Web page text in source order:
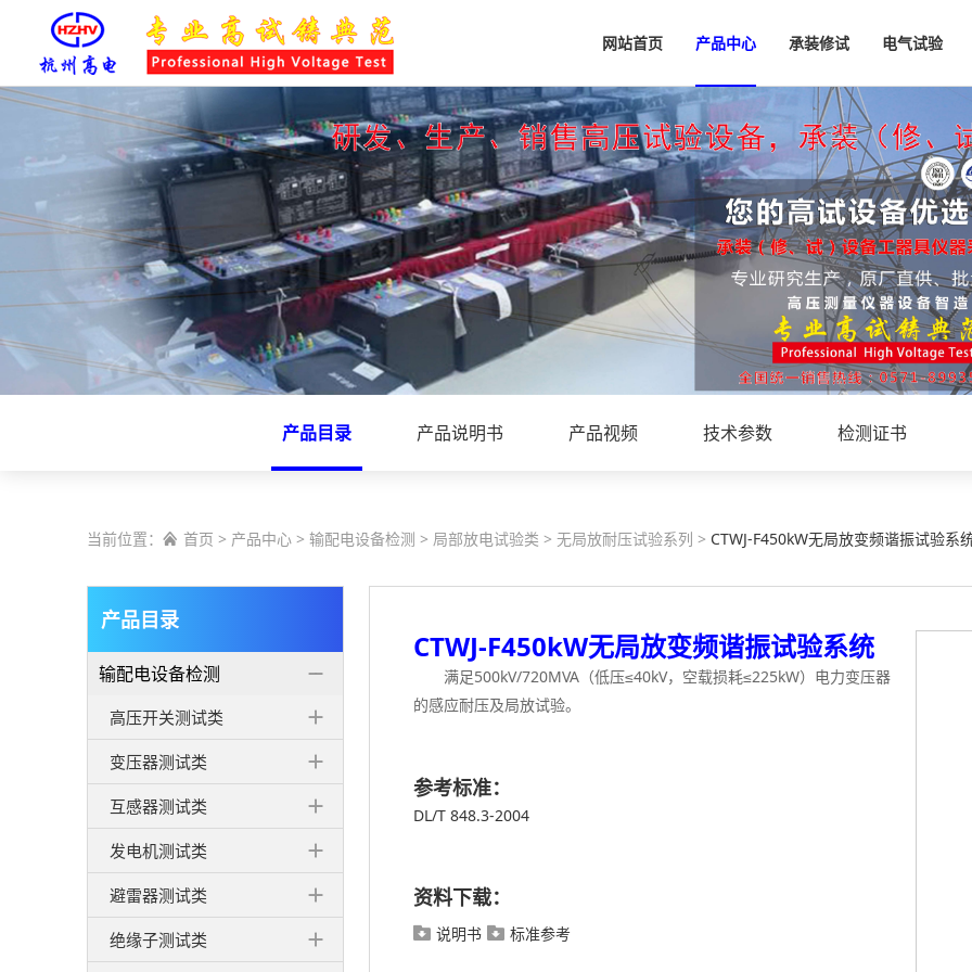
网站首页 产品中心 承装修试 电气试验
产品目录 产品说明书 产品视频 技术参数 检测证书
当前位置：  首页 > 产品中心 > 输配电设备检测 > 局部放电试验类 > 无局放耐压试验系列 > CTWJ-F450kW无局放变频谐振试验系
产品目录
输配电设备检测
高压开关测试类
变压器测试类
互感器测试类
发电机测试类
避雷器测试类
绝缘子测试类
CTWJ-F450kW无局放变频谐振试验系统
满足500kV/720MVA（低压≤40kV，空载损耗≤225kW）电力变压器
的感应耐压及局放试验。
参考标准：
DL/T 848.3-2004
资料下载：
 说明书  标准参考